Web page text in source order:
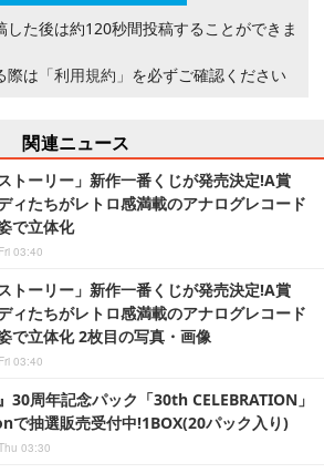
た後は約120秒間投稿することができま
際は 「利用規約」 を必ずご確認ください
関連ニュース
トーリー」新作一番くじが発売決定!A賞
ィたちがレトロ感満載のアナログレコード
で立体化
03:40
トーリー」新作一番くじが発売決定!A賞
ィたちがレトロ感満載のアナログレコード
で立体化 2枚目の写真・画像
03:40
30周年記念パック「30th CELEBRATION」
で抽選販売受付中!1BOX(20パック入り)
03:30